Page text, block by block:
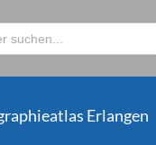
Erlangen